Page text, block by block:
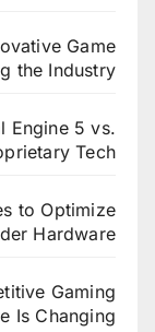
Game
the Industry
Engine 5 vs.
Tech
to Optimize
Hardware
Gaming
Is Changing